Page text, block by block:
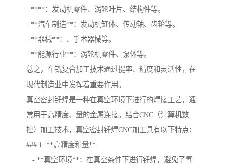
- ****：发动机零件、涡轮叶片、结构件等。
- **汽车制造**：发动机缸体、传动轴、齿轮等。
- **器械**：、手术器械等。
- **能源行业**：涡轮机零件、泵体等。
总之，车铣复合加工技术通过提率、精度和灵活性，在
现代制造业中发挥着重要作用。
真空密封钎焊是一种在真空环境下进行的焊接工艺，通
常用于高精度、量的金属连接。结合CNC（计算机数
控）加工技术，真空密封钎焊CNC加工具有以下特点：
### 1. **高精度和量**
- **真空环境**：在真空条件下进行钎焊，避免了氧